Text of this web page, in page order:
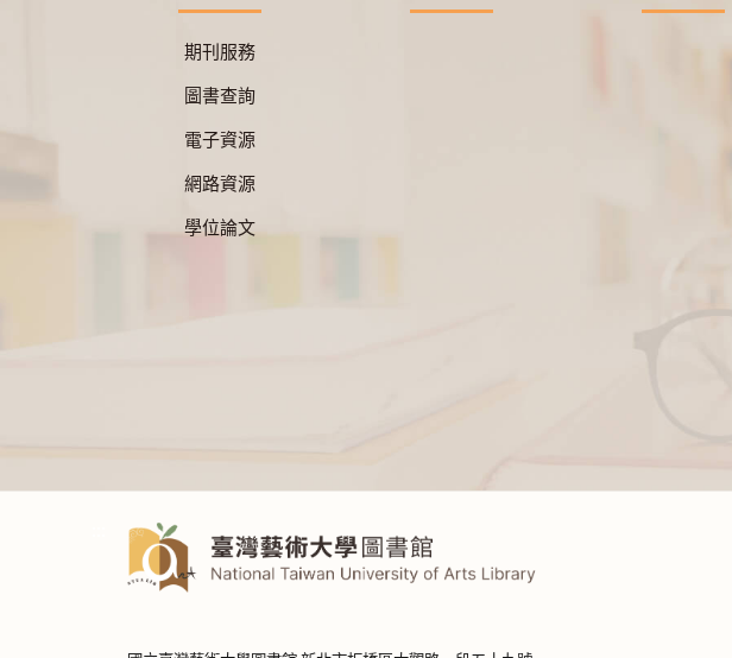
期刊服務
圖書查詢
電子資源
網路資源
學位論文